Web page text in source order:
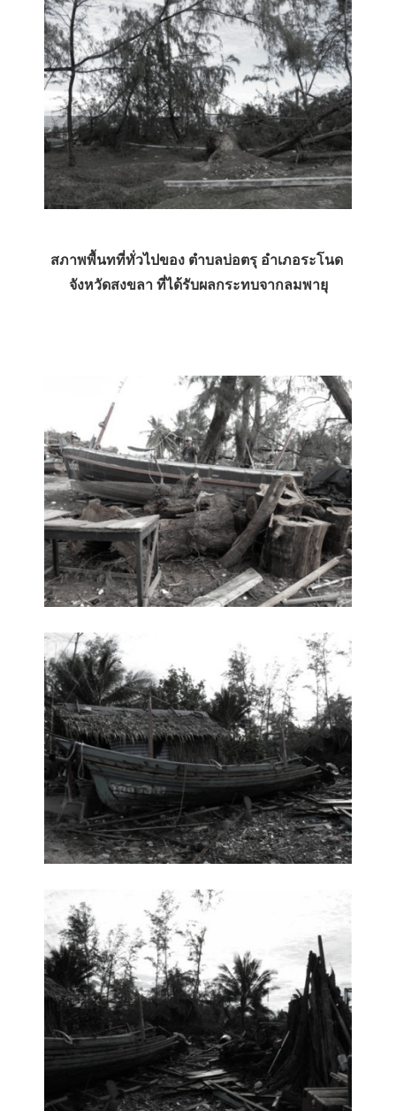
สภาพพื้นทที่ทั่วไปของ ตำบลบ่อตรุ อำเภอระโนด
จังหวัดสงขลา ที่ได้รับผลกระทบจากลมพายุ